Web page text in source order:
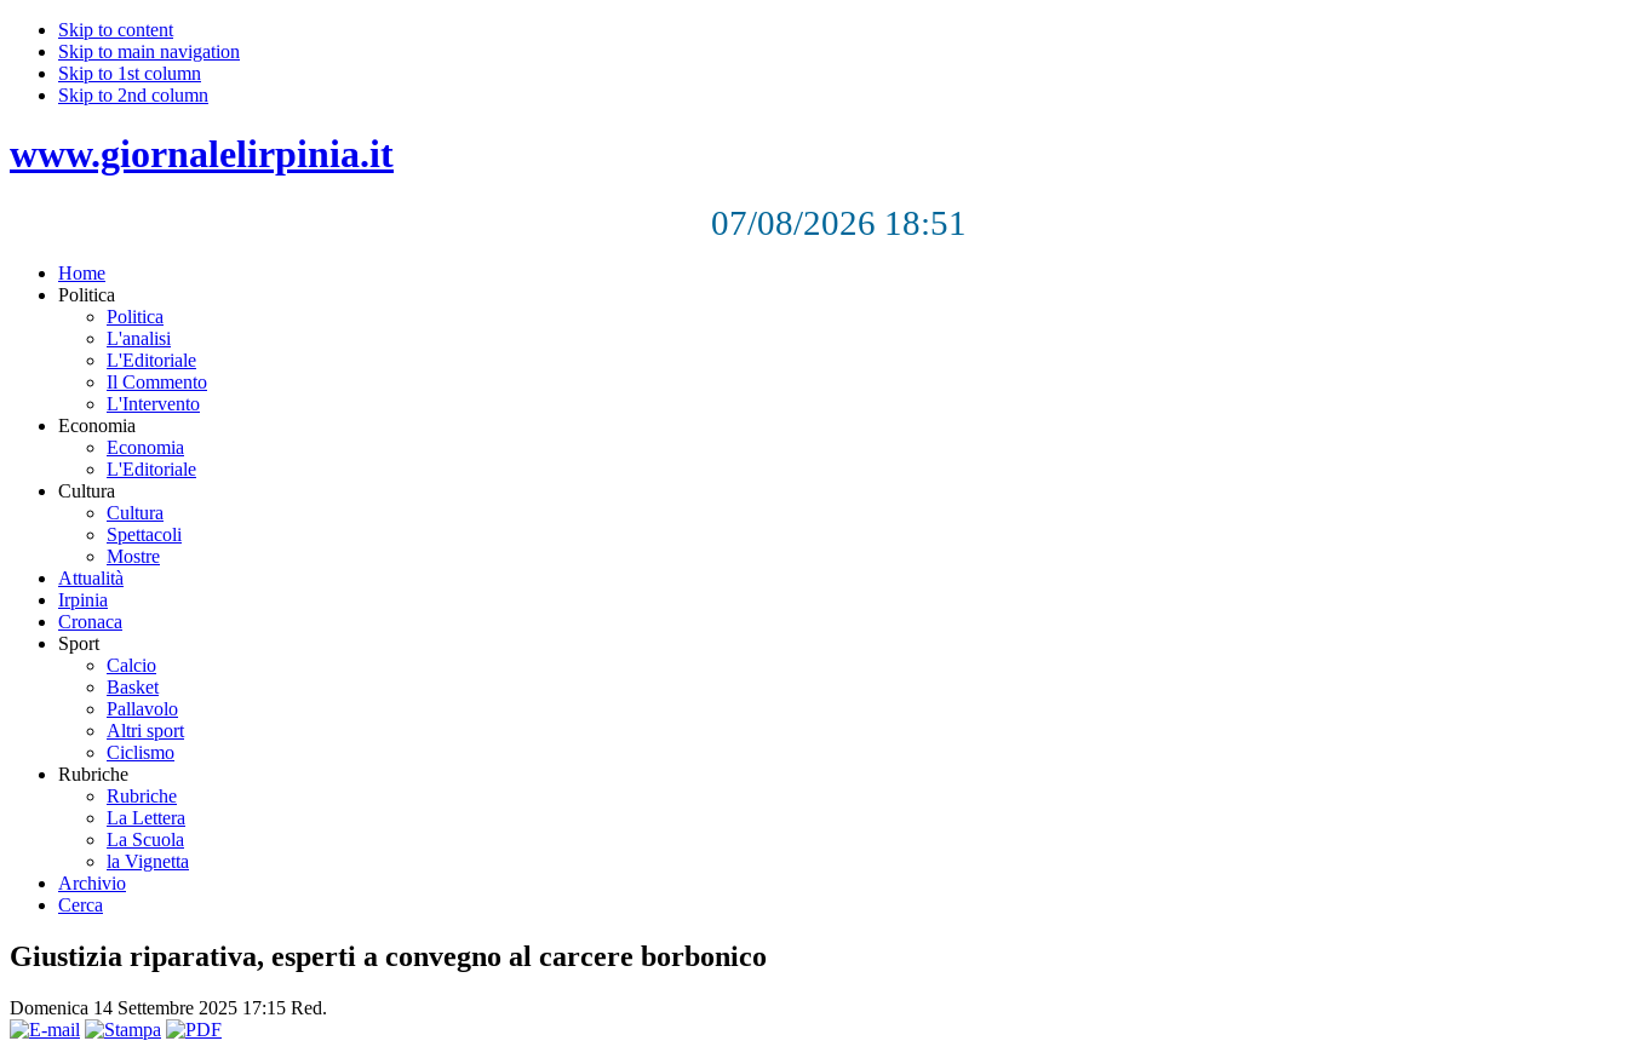
Skip to content
Skip to main navigation
Skip to 1st column
Skip to 2nd column
www.giornalelirpinia.it
07/08/2026 18:51
Home
Politica
Politica
L'analisi
L'Editoriale
Il Commento
L'Intervento
Economia
Economia
L'Editoriale
Cultura
Cultura
Spettacoli
Mostre
Attualità
Irpinia
Cronaca
Sport
Calcio
Basket
Pallavolo
Altri sport
Ciclismo
Rubriche
Rubriche
La Lettera
La Scuola
la Vignetta
Archivio
Cerca
Giustizia riparativa, esperti a convegno al carcere borbonico
Domenica 14 Settembre 2025 17:15 Red.